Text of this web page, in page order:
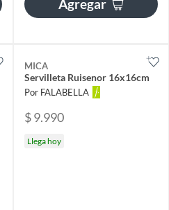
Agregar
MICA
Servilleta Ruisenor 16x16cm
Por FALABELLA
$ 9.990
Llega hoy